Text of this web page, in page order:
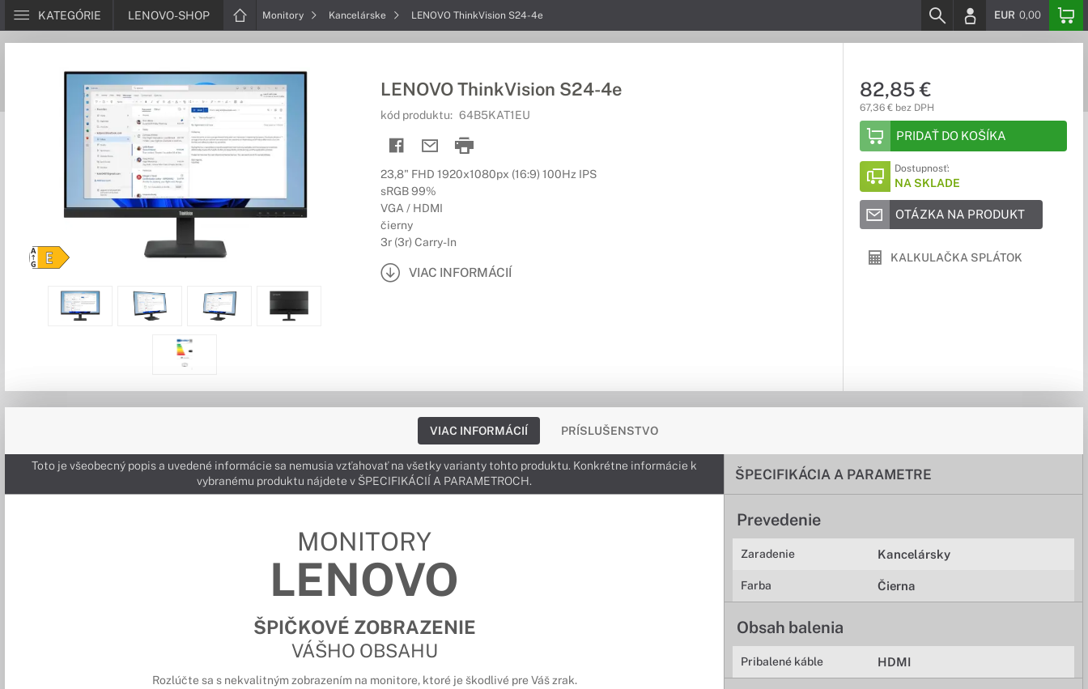
KATEGÓRIE LENOVO-SHOP Monitory Kancelárske LENOVO ThinkVision S24-4e EUR 0,00
LENOVO ThinkVision S24-4e
kód produktu: 64B5KAT1EU
23,8" FHD 1920x1080px (16:9) 100Hz IPS
sRGB 99%
VGA / HDMI
čierny
3r (3r) Carry-In
VIAC INFORMÁCIÍ
82,85 €
67,36 € bez DPH
PRIDAŤ DO KOŠÍKA
Dostupnosť:
NA SKLADE
OTÁZKA NA PRODUKT
KALKULAČKA SPLÁTOK
VIAC INFORMÁCIÍ PRÍSLUŠENSTVO
ŠPECIFIKÁCIA A PARAMETRE
Prevedenie
Zaradenie Kancelársky
Farba Čierna
Obsah balenia
Pribalené káble HDMI
Toto je všeobecný popis a uvedené informácie sa nemusia vzťahovať na všetky varianty tohto produktu. Konkrétne informácie k
vybranému produktu nájdete v ŠPECIFIKÁCIÍ A PARAMETROCH.
MONITORY
LENOVO
ŠPIČKOVÉ ZOBRAZENIE
VÁŠHO OBSAHU
Rozlúčte sa s nekvalitným zobrazením na monitore, ktoré je škodlivé pre Váš zrak.